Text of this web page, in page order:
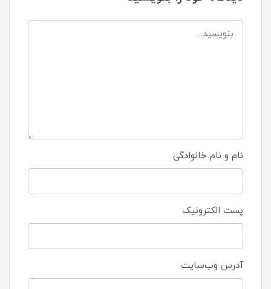
نام و نام خانوادگی
پست الکترونیک
آدرس وب‌سایت